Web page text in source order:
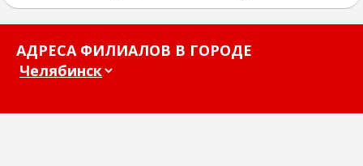
АДРЕСА ФИЛИАЛОВ В ГОРОДЕ